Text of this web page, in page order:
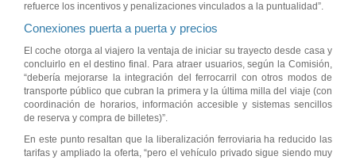
refuerce los incentivos y penalizaciones vinculados a la puntualidad”.
Conexiones puerta a puerta y precios
El coche otorga al viajero la ventaja de iniciar su trayecto desde casa y
concluirlo en el destino final. Para atraer usuarios, según la Comisión,
“debería mejorarse la integración del ferrocarril con otros modos de
transporte público que cubran la primera y la última milla del viaje (con
coordinación de horarios, información accesible y sistemas sencillos
de reserva y compra de billetes)”.
En este punto resaltan que la liberalización ferroviaria ha reducido las
tarifas y ampliado la oferta, “pero el vehículo privado sigue siendo muy